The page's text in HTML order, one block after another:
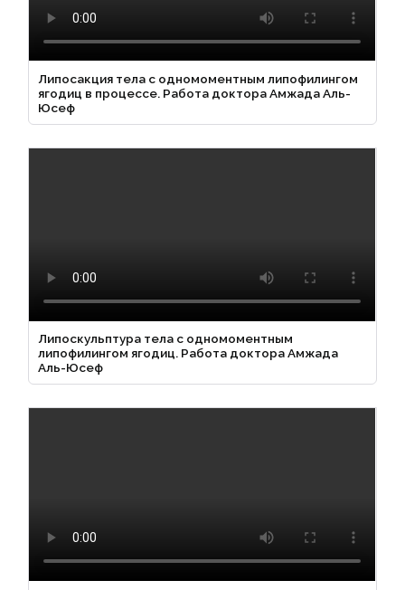
Липосакция тела с одномоментным липофилингом
ягодиц в процессе. Работа доктора Амжада Аль-
Юсеф
Липоскульптура тела с одномоментным
липофилингом ягодиц. Работа доктора Амжада
Аль-Юсеф